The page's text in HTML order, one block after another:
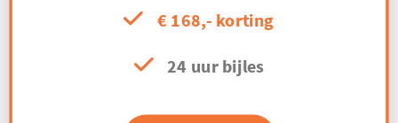
€ 168,- korting
24 uur bijles